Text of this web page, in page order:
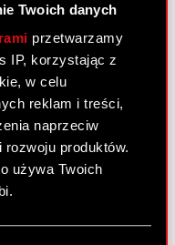
Twoich danych
przetwarzamy
IP, korzystając z
w celu
reklam i treści,
naprzeciw
produktów.
używa Twoich
2022
Podstawa
ofercie – nabycie
Zarząd spółki
Warszawie